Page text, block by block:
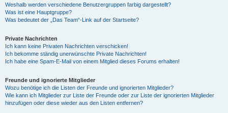
Weshalb werden verschiedene Benutzergruppen farbig dargestellt?
Was ist eine Hauptgruppe?
Was bedeutet der „Das Team“-Link auf der Startseite?
Private Nachrichten
Ich kann keine Privaten Nachrichten verschicken!
Ich bekomme ständig unerwünschte Private Nachrichten!
Ich habe eine Spam-E-Mail von einem Mitglied dieses Forums erhalten!
Freunde und ignorierte Mitglieder
Wozu benötige ich die Listen der Freunde und ignorierten Mitglieder?
Wie kann ich Mitglieder zur Liste der Freunde oder zur Liste der ignorierten Mitglieder
hinzufügen oder diese wieder aus den Listen entfernen?